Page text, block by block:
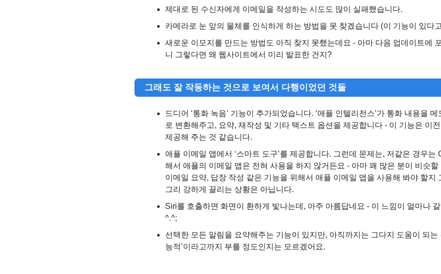
제대로 된 수신자에게 이메일을 작성하는 시도도 많이 실패했습니다.
카메라로 눈 앞의 물체를 인식하게 하는 방법을 못 찾겠습니다 (이 기능이 있다
새로운 이모지를 만드는 방법도 아직 찾지 못했는데요 - 아마 다음 업데이트에
니 그렇다면 왜 웹사이트에서 미리 발표한 건지?
   그래도 잘 작동하는 것으로 보여서 다행이었던 것들
드디어 ‘통화 녹음’ 기능이 추가되었습니다. ‘애플 인텔리전스’가 통화 내용을
로 변환해주고, 요약, 재작성 및 기타 텍스트 옵션을 제공합니다 - 이 기능은 이
제공해 주는 것 같습니다.
애플 이메일 앱에서 ‘스마트 도구’를 제공합니다. 그런데 문제는, 저같은 경우는
해서 애플의 이메일 앱은 전혀 사용을 하지 않거든요 - 아마 꽤 많은 분이 비슷
이메일 요약, 답장 작성 같은 기능을 위해서 애플 이메일 앱을 사용해 봐야 할지
그리 강하게 끌리는 상황은 아닙니다.
Siri를 호출하면 화면이 환하게 빛나는데, 아주 아름답네요 - 이 느낌이 얼마나
^.^;
선택한 모든 알림을 요약해주는 기능이 있지만, 아직까지는 그다지 도움이 되는
능적’이라고까지 부를 정도인지는 모르겠어요.